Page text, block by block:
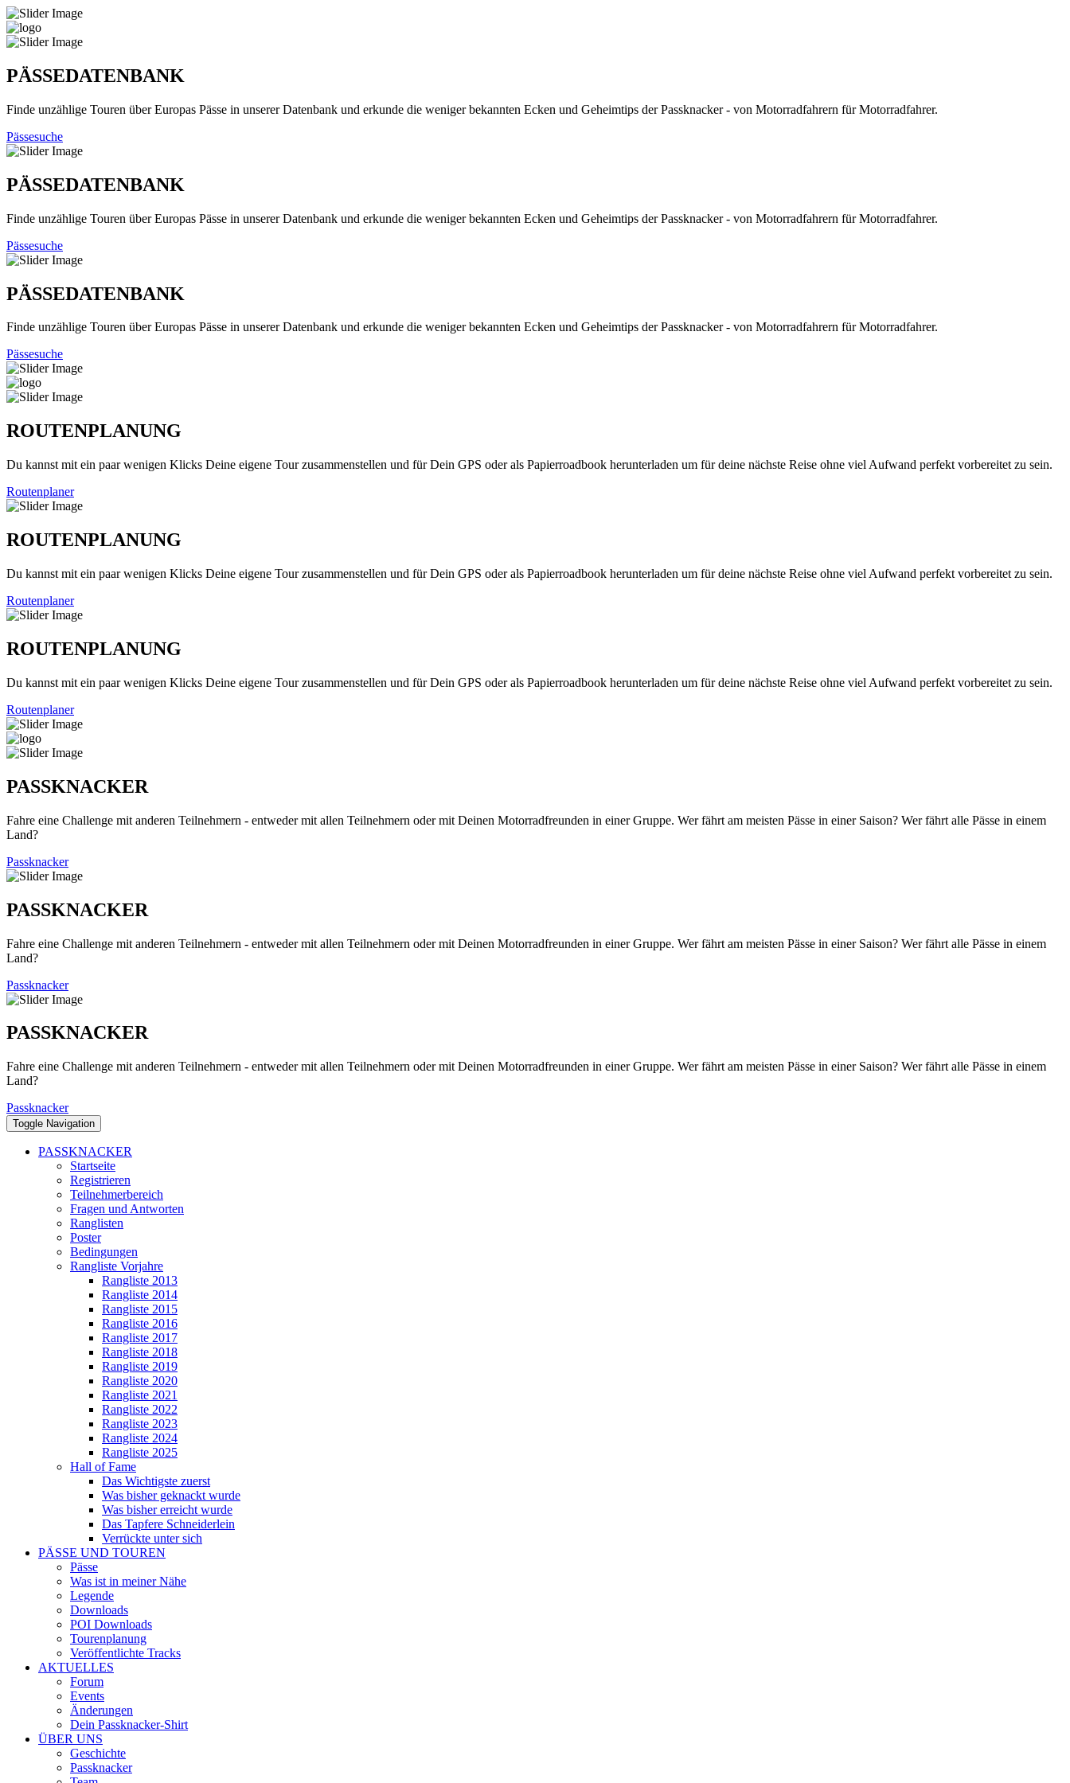
PÄSSEDATENBANK
Finde unzählige Touren über Europas Pässe in unserer Datenbank und erkunde die weniger bekannten Ecken und Geheimtips der Passknacker - von Motorradfahrern für Motorradfahrer.
Pässesuche
PÄSSEDATENBANK
Finde unzählige Touren über Europas Pässe in unserer Datenbank und erkunde die weniger bekannten Ecken und Geheimtips der Passknacker - von Motorradfahrern für Motorradfahrer.
Pässesuche
PÄSSEDATENBANK
Finde unzählige Touren über Europas Pässe in unserer Datenbank und erkunde die weniger bekannten Ecken und Geheimtips der Passknacker - von Motorradfahrern für Motorradfahrer.
Pässesuche
ROUTENPLANUNG
Du kannst mit ein paar wenigen Klicks Deine eigene Tour zusammenstellen und für Dein GPS oder als Papierroadbook herunterladen um für deine nächste Reise ohne viel Aufwand perfekt vorbereitet zu sein.
Routenplaner
ROUTENPLANUNG
Du kannst mit ein paar wenigen Klicks Deine eigene Tour zusammenstellen und für Dein GPS oder als Papierroadbook herunterladen um für deine nächste Reise ohne viel Aufwand perfekt vorbereitet zu sein.
Routenplaner
ROUTENPLANUNG
Du kannst mit ein paar wenigen Klicks Deine eigene Tour zusammenstellen und für Dein GPS oder als Papierroadbook herunterladen um für deine nächste Reise ohne viel Aufwand perfekt vorbereitet zu sein.
Routenplaner
PASSKNACKER
Fahre eine Challenge mit anderen Teilnehmern - entweder mit allen Teilnehmern oder mit Deinen Motorradfreunden in einer Gruppe. Wer fährt am meisten Pässe in einer Saison? Wer fährt alle Pässe in einem
Land?
Passknacker
PASSKNACKER
Fahre eine Challenge mit anderen Teilnehmern - entweder mit allen Teilnehmern oder mit Deinen Motorradfreunden in einer Gruppe. Wer fährt am meisten Pässe in einer Saison? Wer fährt alle Pässe in einem
Land?
Passknacker
PASSKNACKER
Fahre eine Challenge mit anderen Teilnehmern - entweder mit allen Teilnehmern oder mit Deinen Motorradfreunden in einer Gruppe. Wer fährt am meisten Pässe in einer Saison? Wer fährt alle Pässe in einem
Land?
Passknacker
Toggle Navigation
PASSKNACKER
Startseite
Registrieren
Teilnehmerbereich
Fragen und Antworten
Ranglisten
Poster
Bedingungen
Rangliste Vorjahre
Rangliste 2013
Rangliste 2014
Rangliste 2015
Rangliste 2016
Rangliste 2017
Rangliste 2018
Rangliste 2019
Rangliste 2020
Rangliste 2021
Rangliste 2022
Rangliste 2023
Rangliste 2024
Rangliste 2025
Hall of Fame
Das Wichtigste zuerst
Was bisher geknackt wurde
Was bisher erreicht wurde
Das Tapfere Schneiderlein
Verrückte unter sich
PÄSSE UND TOUREN
Pässe
Was ist in meiner Nähe
Legende
Downloads
POI Downloads
Tourenplanung
Veröffentlichte Tracks
AKTUELLES
Forum
Events
Änderungen
Dein Passknacker-Shirt
ÜBER UNS
Geschichte
Passknacker